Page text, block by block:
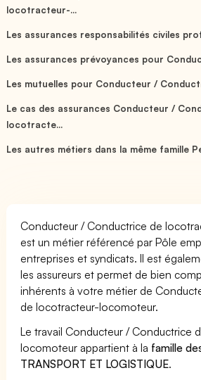
locotracteur-...
Les assurances responsabilités civiles
Les assurances prévoyances pour
Les mutuelles pour Conducteur /
Le cas des assurances Conducteur /
locotracte...
Les autres métiers dans la même famille
Conducteur / Conductrice de
est un métier référencé par Pôle
entreprises et syndicats. Il est
les assureurs et permet de bien
inhérents à votre métier de
de locotracteur-locomoteur.
Le travail Conducteur / Conductrice
locomoteur appartient à la famille
TRANSPORT ET LOGISTIQUE.